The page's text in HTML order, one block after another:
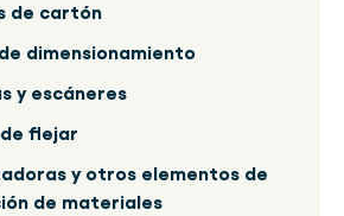
de cartón
dimensionamiento
y escáneres
flejar
y otros elementos de
de materiales